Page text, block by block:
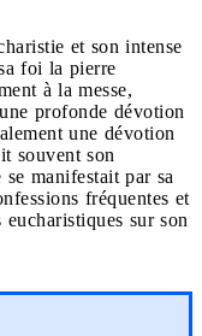
et son intense
foi la pierre
à la messe,
profonde dévotion
une dévotion
souvent son
manifestait par sa
fréquentes et
sur son